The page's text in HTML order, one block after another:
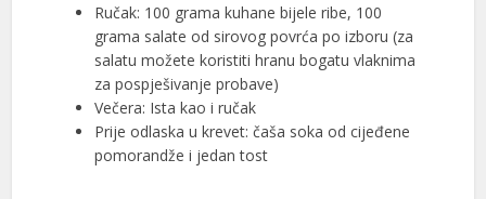
Ručak: 100 grama kuhane bijele ribe, 100
grama salate od sirovog povrća po izboru (za
salatu možete koristiti hranu bogatu vlaknima
za pospješivanje probave)
Večera: Ista kao i ručak
Prije odlaska u krevet: čaša soka od cijeđene
pomorandže i jedan tost